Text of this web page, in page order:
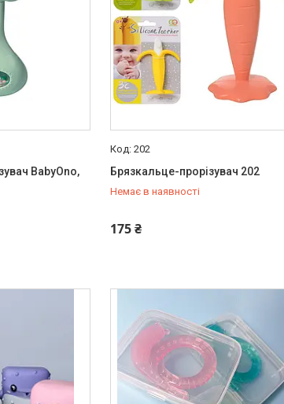
BabyOno,
202
Брязкальце-прорізувач 202
Немає в наявності
175 ₴
+380 (97) 778-20-70